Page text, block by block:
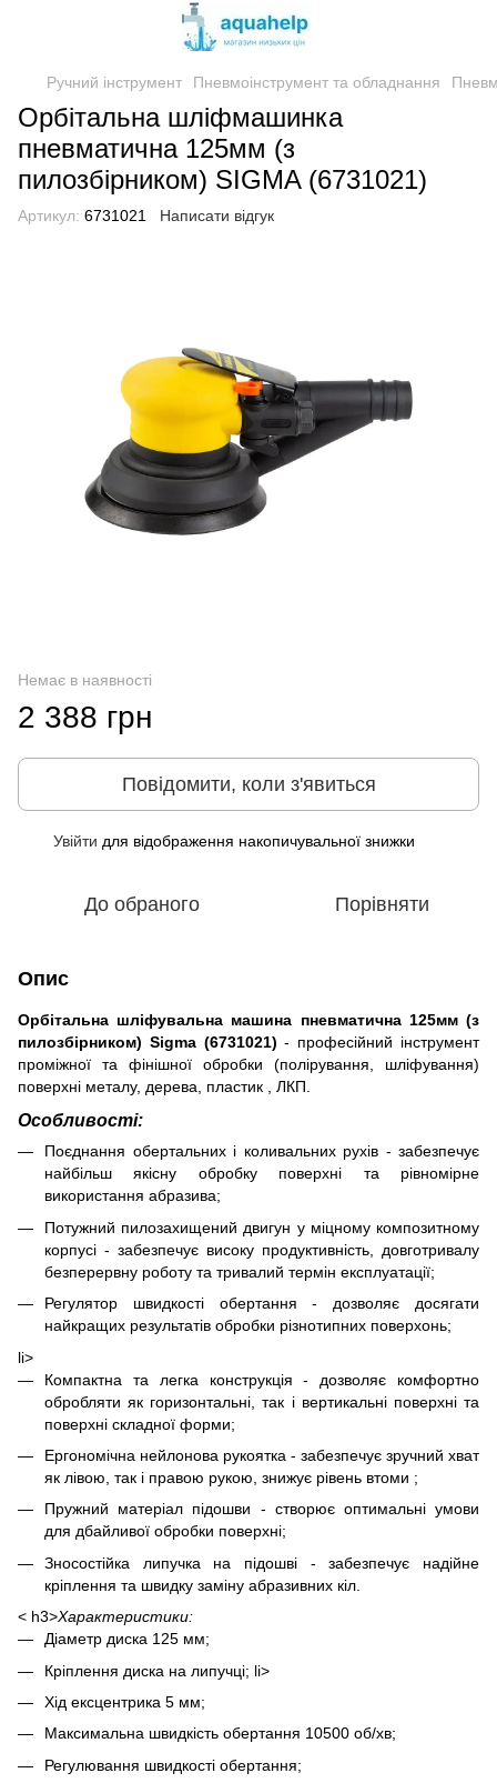
Ручний інструмент Пневмоінструмент та обладнання
Орбітальна шліфмашинка
пневматична 125мм (з
пилозбірником) SIGMA (6731021)
Артикул: 6731021 Написати відгук
Немає в наявності
2 388 грн
Повідомити, коли з'явиться
Увійти для відображення накопичувальної знижки
До обраного Порівняти
Опис
Орбітальна шліфувальна машина пневматична 125мм (з
пилозбірником) Sigma (6731021) - професійний інструмент
проміжної та фінішної обробки (полірування, шліфування)
поверхні металу, дерева, пластик , ЛКП.
Особливості:
Поєднання обертальних і коливальних рухів - забезпечує
найбільш якісну обробку поверхні та рівномірне
використання абразива;
Потужний пилозахищений двигун у міцному композитному
корпусі - забезпечує високу продуктивність, довготривалу
безперервну роботу та тривалий термін експлуатації;
Регулятор швидкості обертання - дозволяє досягати
найкращих результатів обробки різнотипних поверхонь;
li>
Компактна та легка конструкція - дозволяє комфортно
обробляти як горизонтальні, так і вертикальні поверхні та
поверхні складної форми;
Ергономічна нейлонова рукоятка - забезпечує зручний хват
як лівою, так і правою рукою, знижує рівень втоми ;
Пружний матеріал підошви - створює оптимальні умови
для дбайливої обробки поверхні;
Зносостійка липучка на підошві - забезпечує надійне
кріплення та швидку заміну абразивних кіл.
< h3>Характеристики:
Діаметр диска 125 мм;
Кріплення диска на липучці; li>
Хід ексцентрика 5 мм;
Максимальна швидкість обертання 10500 об/хв;
Регулювання швидкості обертання;